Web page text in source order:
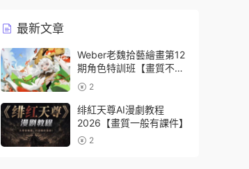
最新文章
Weber老魏拾藝繪畫第12
期角色特訓班【畫質不錯
隻有視頻】
2
绯紅天尊AI漫劇教程
2026【畫質一般有課件】
2